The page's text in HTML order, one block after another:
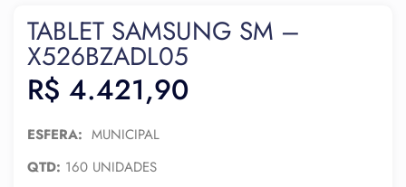
TABLET SAMSUNG SM –
X526BZADL05
R$ 4.421,90
ESFERA: MUNICIPAL
QTD: 160 UNIDADES